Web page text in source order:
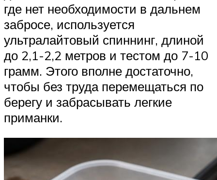
где нет необходимости в дальнем
забросе, используется
ультралайтовый спиннинг, длиной
до 2,1-2,2 метров и тестом до 7-10
грамм. Этого вполне достаточно,
чтобы без труда перемещаться по
берегу и забрасывать легкие
приманки.